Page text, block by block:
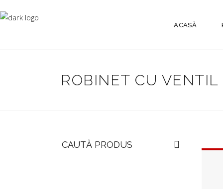
ACASĂ
ROBINET CU VENTIL
for: